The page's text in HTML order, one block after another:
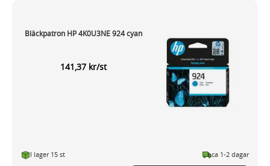
Bläckpatron HP 4K0U3NE 924 cyan
141,37 kr/st
I lager 15 st ca 1-2 dagar